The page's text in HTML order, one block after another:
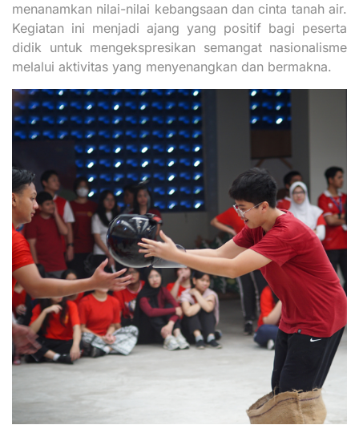
menanamkan nilai-nilai kebangsaan dan cinta tanah air.
Kegiatan ini menjadi ajang yang positif bagi peserta
didik untuk mengekspresikan semangat nasionalisme
melalui aktivitas yang menyenangkan dan bermakna.